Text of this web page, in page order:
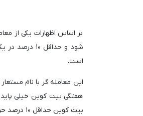
شود و حداقل ۱۰ درصد در یکی از جهت ها حرکت کند. در هفته های اخیر، نوسان
است.
هفتگی بیت کوین خیلی
بیت کوین حداقل ۱۰ درصد حرکت خواهد داشت، حال این حرکت بستگی به پیروز انتخابات دارد.